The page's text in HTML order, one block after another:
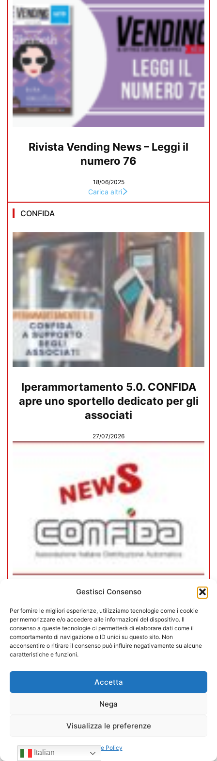
Gestisci Consenso
Per fornire le migliori esperienze, utilizziamo tecnologie come i cookie
per memorizzare e/o accedere alle informazioni del dispositivo. Il
consenso a queste tecnologie ci permetterà di elaborare dati come il
comportamento di navigazione o ID unici su questo sito. Non
acconsentire o ritirare il consenso può influire negativamente su alcune
caratteristiche e funzioni.
Accetta
Nega
Visualizza le preferenze
Cookie Policy
Rivista Vending News – Leggi il
numero 76
18/06/2025
Carica altri
CONFIDA
Iperammortamento 5.0. CONFIDA
apre uno sportello dedicato per gli
associati
27/07/2026
In CONFIDA l’ingresso di 4 nuovi
associati
22/07/2026
Italian